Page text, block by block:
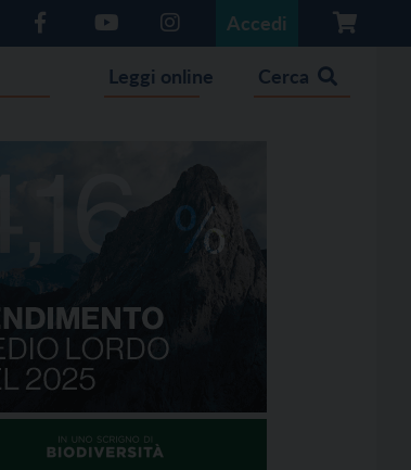
Accedi
Leggi online Cerca